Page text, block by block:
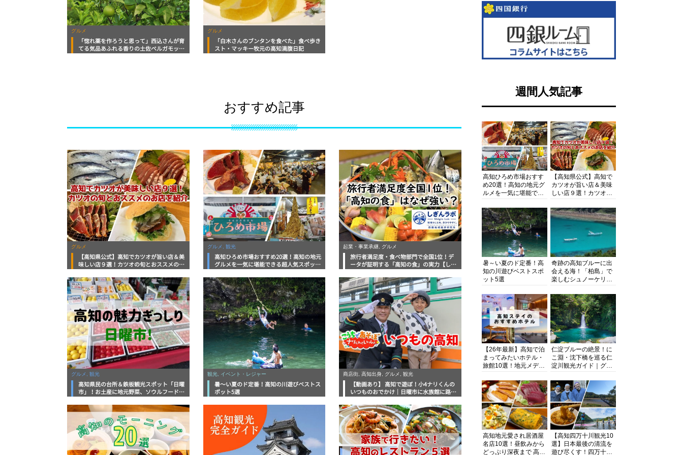
グルメ
「惚れ薬を作ろうと思って」西込さんが育
てる気品あふれる香りの土佐ベルガモッ
グルメ
「白木さんのブンタンを食べた」食べ歩き
スト・マッキー牧元の高知満腹日記
おすすめ記事
グルメ
【高知県公式】高知でカツオが旨い店＆美
味しい店９選！カツオの旬とおススメのお
グルメ, 観光
高知ひろめ市場おすすめ20選！高知の地元
グルメを一気に堪能できる超人気スポット
起業・事業承継, グルメ
旅行者満足度・食べ物部門で全国1位！デ
ータが証明する「高知の食」の実力【しぎ
グルメ, 観光
高知県民の台所＆鉄板観光スポット「日曜
市」！お土産に地元野菜、ソウルフードま
底解説！
観光, イベント・レジャー
暑～い夏のド定番！高知の川遊びベストス
ポット5選
商店街, 高知出身, グルメ, 観光
【動画あり】 高知で遊ぼ！小4ナリくんの
いつものおでかけ｜日曜市に水族館に路面
週間人気記事
高知ひろめ市場おすす
め20選！高知の地元グ
ルメを一気に堪能でき
底解剖
【高知県公式】高知で
カツオが旨い店＆美味
しい店９選！カツオの
紹介
暑～い夏のド定番！高
知の川遊びベストスポ
ット5選
奇跡の高知ブルーに出
会える海！「柏島」で
楽しむシュノーケリン
浴にキャンプまで透明
度抜群の海の楽園を徹
底紹介
【26年最新】高知で泊
まってみたいホテル・
旅館10選！地元メディ
厳選
仁淀ブルーの絶景！に
こ淵・沈下橋を巡る仁
淀川観光ガイド｜グル
まで完全網羅！
高知地元愛され居酒屋
名店10選！昼飲みから
どっぷり深夜まで 高知
【高知四万十川観光10
選】日本最後の清流を
遊び尽くす！四万十川